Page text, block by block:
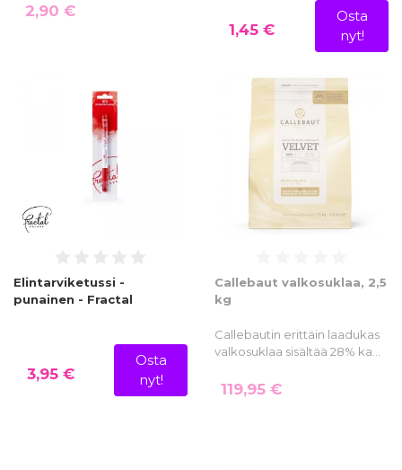
2,90 €
1,45 €
Osta
nyt!
Elintarviketussi -
punainen - Fractal
3,95 €
Osta
nyt!
Callebaut valkosuklaa, 2,5
kg
Callebautin erittäin laadukas
valkosuklaa sisältää 28% ka…
119,95 €